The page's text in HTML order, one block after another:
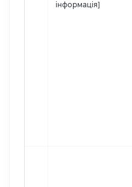
інформація]